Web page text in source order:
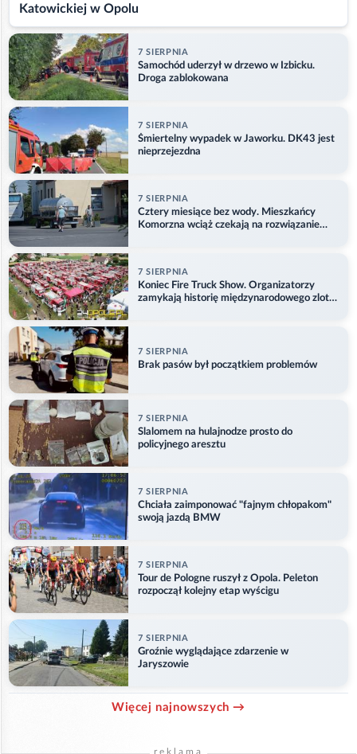
Katowickiej w Opolu
7 SIERPNIA
Samochód uderzył w drzewo w Izbicku.
Droga zablokowana
7 SIERPNIA
Śmiertelny wypadek w Jaworku. DK43 jest
nieprzejezdna
7 SIERPNIA
Cztery miesiące bez wody. Mieszkańcy
Komorzna wciąż czekają na rozwiązanie
7 SIERPNIA
Koniec Fire Truck Show. Organizatorzy
zamykają historię międzynarodowego zlotu
7 SIERPNIA
Brak pasów był początkiem problemów
7 SIERPNIA
Slalomem na hulajnodze prosto do
policyjnego aresztu
7 SIERPNIA
Chciała zaimponować "fajnym chłopakom"
swoją jazdą BMW
7 SIERPNIA
Tour de Pologne ruszył z Opola. Peleton
rozpoczął kolejny etap wyścigu
7 SIERPNIA
Groźnie wyglądające zdarzenie w
Jaryszowie
Więcej najnowszych →
reklama